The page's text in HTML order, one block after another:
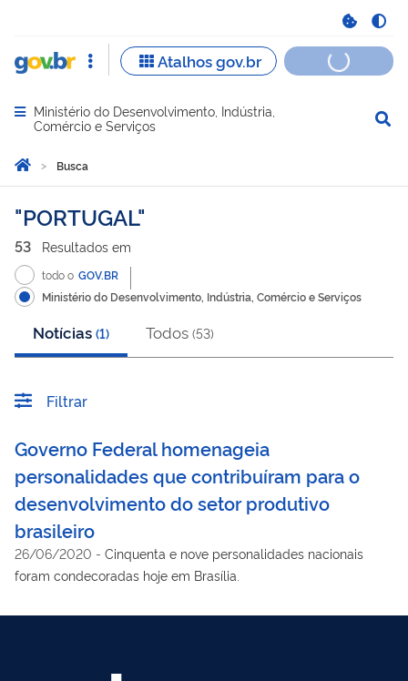
Abrir menu principal de navegação
Ministério do Desenvolvimento, Indústria,
Comércio e Serviços
Você está aqui:
Página Inicial
Busca
Busca
PORTUGAL
53 Resultados em
todo o GOV.BR
Ministério do Desenvolvimento, Indústria, Comércio e Serviços
Notícias (1) Todos (53)
Filtrar
Governo Federal homenageia
personalidades que contribuíram para o
desenvolvimento do setor produtivo
brasileiro
26/06/2020 - Cinquenta e nove personalidades nacionais
foram condecoradas hoje em Brasília.